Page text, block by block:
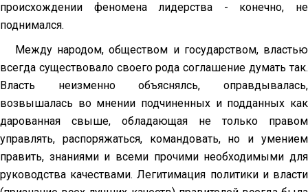
происхождении феномена лидерства - конечно, не
поднимался.
Между народом, обществом и государством, властью
всегда существо­вало своего рода соглашение думать так.
Власть неизменно объяснялсь, оправдывалась,
возвышалась во мнении подчиненных и подданных как
да­рованная свыше, обладающая не только правом
управлять, распоряжаться, командовать, но и умением
править, знаниями и всеми прочими необходи­мыми для
руководства качествами. Легитимация политики и власти